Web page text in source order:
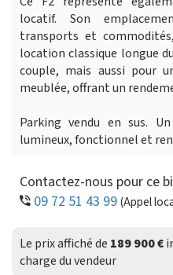
locatif. Son
transports et
location classique longue
couple, mais aussi pour
meublée, offrant un
Parking vendu en sus.
lumineux, fonctionnel et
Contactez-nous pour ce
09 72 51 43 99(Appel
Le prix affiché de 189 900 €
charge du vendeur